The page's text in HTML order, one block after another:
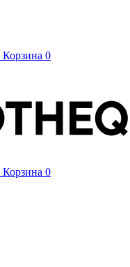
Корзина 0
Корзина 0